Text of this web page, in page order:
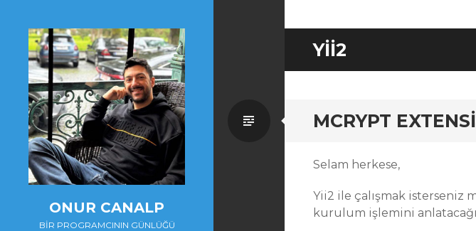
ONUR CANALP
BIR PROGRAMCININ GÜNLÜĞÜ
YII2
MCRYPT
Standard
Selam herkese,
Yii2 ile çalışmak isterseniz
kurulum işlemini